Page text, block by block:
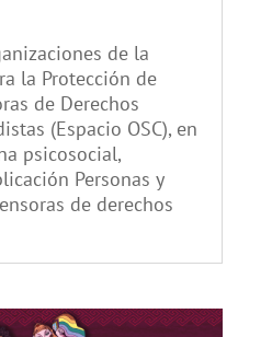
de la
la Protección de
de Derechos
(Espacio OSC), en
psicosocial,
Personas y
de derechos